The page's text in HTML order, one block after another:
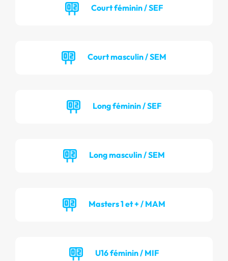
Court féminin / SEF
Court masculin / SEM
Long féminin / SEF
Long masculin / SEM
Masters 1 et + / MAM
U16 féminin / MIF